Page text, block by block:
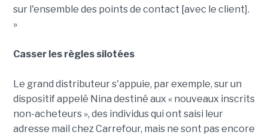
sur l'ensemble des points de contact [avec le client].
»
Casser les règles silotées
Le grand distributeur s'appuie, par exemple, sur un
dispositif appelé Nina destiné aux « nouveaux inscrits
non-acheteurs », des individus qui ont saisi leur
adresse mail chez Carrefour, mais ne sont pas encore